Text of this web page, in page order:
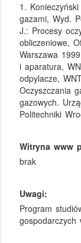
1.
gazami, Wyd.
J.: Procesy
obliczeniowe,
Warszawa
i aparatura,
odpylacze,
Oczyszczania
gazowych.
Politechniki
Witryna www
brak
Uwagi:
Program